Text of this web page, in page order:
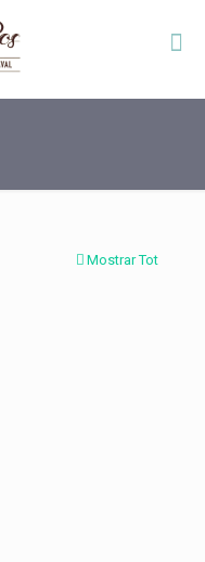
Mostrar Tot